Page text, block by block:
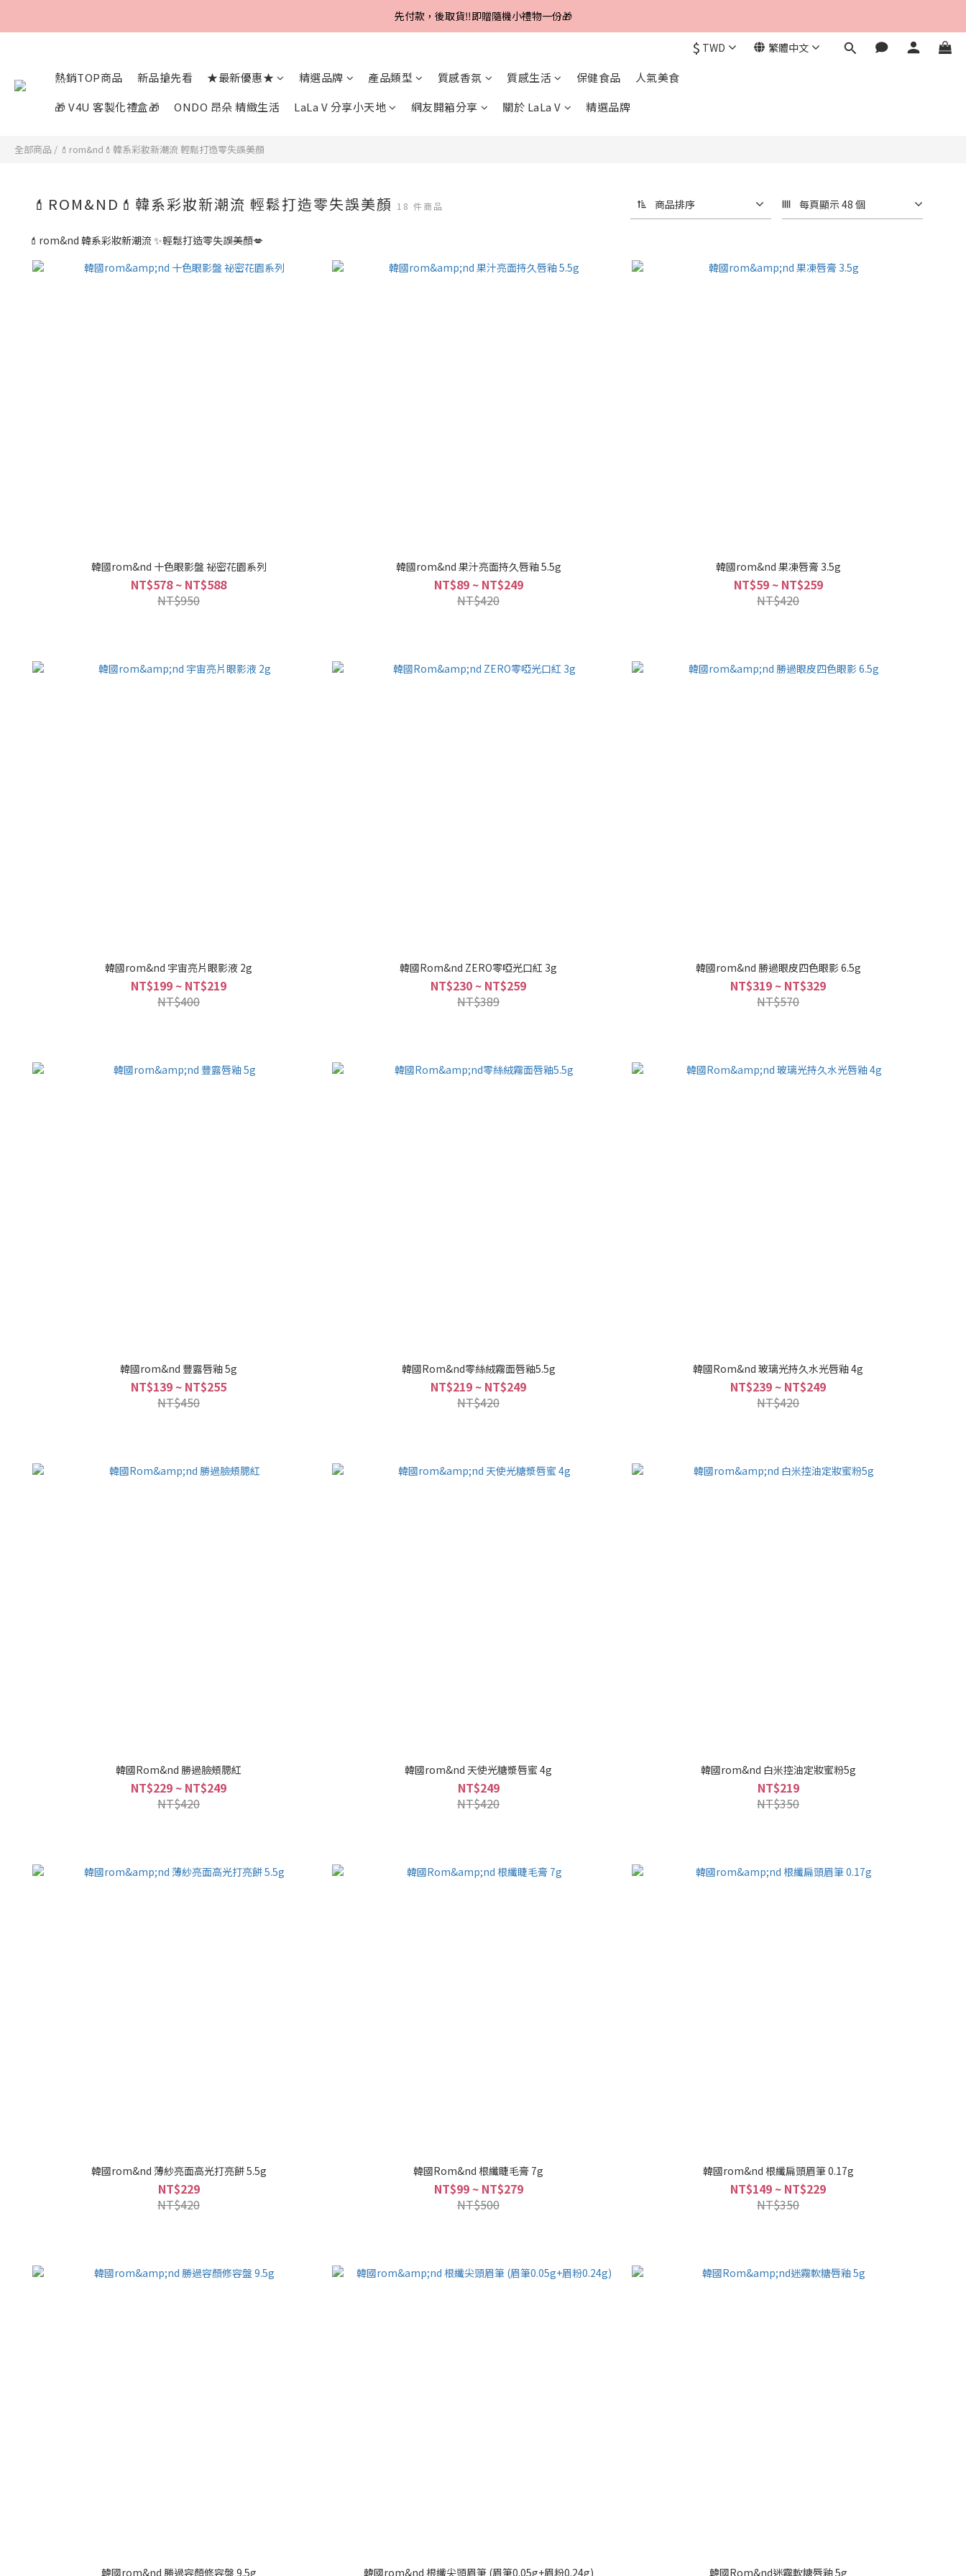
Line好友招募中，首購、回購皆贈100元
先付款，後取貨‼️即贈隨機小禮物一份🎁
$ TWD 繁體中文
熱銷TOP商品 新品搶先看 ★最新優惠★ 精選品牌 產品類型 質感香氛 質感生活 保健食品
人氣美食
🎁 V4U 客製化禮盒🎁
ONDO 昂朵 精緻生活 LaLa V 分享小天地 網友開箱分享 關於 LaLa V 精選品牌
全部商品 / 💄rom&nd💄韓系彩妝新潮流 輕鬆打造零失誤美顏
💄ROM&ND💄韓系彩妝新潮流 輕鬆打造零失誤美顏 18 件商品 商品排序 每頁顯示 48 個
💄rom&nd 韓系彩妝新潮流 ✨輕鬆打造零失誤美顏💋
韓國rom&nd 十色眼影盤 祕密花園系列
NT$578 ~ NT$588
NT$950
韓國rom&nd 果汁亮面持久唇釉 5.5g
NT$89 ~ NT$249
NT$420
韓國rom&nd 果凍唇膏 3.5g
NT$59 ~ NT$259
NT$420
韓國rom&nd 宇宙亮片眼影液 2g
NT$199 ~ NT$219
NT$400
韓國Rom&nd ZERO零啞光口紅 3g
NT$230 ~ NT$259
NT$389
韓國rom&nd 勝過眼皮四色眼影 6.5g
NT$319 ~ NT$329
NT$570
韓國rom&nd 豐露唇釉 5g
NT$139 ~ NT$255
NT$450
韓國Rom&nd零絲絨霧面唇釉5.5g
NT$219 ~ NT$249
NT$420
韓國Rom&nd 玻璃光持久水光唇釉 4g
NT$239 ~ NT$249
NT$420
韓國Rom&nd 勝過臉頰腮紅
NT$229 ~ NT$249
NT$420
韓國rom&nd 天使光糖漿唇蜜 4g
NT$249
NT$420
韓國rom&nd 白米控油定妝蜜粉5g
NT$219
NT$350
韓國rom&nd 薄紗亮面高光打亮餅 5.5g
NT$229
NT$420
韓國Rom&nd 根纖睫毛膏 7g
NT$99 ~ NT$279
NT$500
韓國rom&nd 根纖扁頭眉筆 0.17g
NT$149 ~ NT$229
NT$350
韓國rom&nd 勝過容顏修容盤 9.5g 韓國rom&nd 根纖尖頭眉筆 (眉筆0.05g+眉粉0.24g) 韓國Rom&nd迷霧軟糖唇釉 5g